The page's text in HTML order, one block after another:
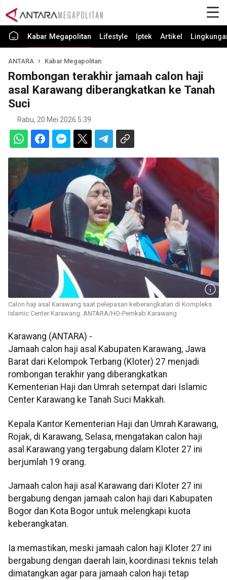
Kabar Megapolitan Lifestyle Iptek Artikel
ANTARA Kabar Megapolitan
Rombongan terakhir jamaah calon haji
asal Karawang diberangkatkan ke Tanah
Suci
Rabu, 20 Mei 2026 5:39
Calon haji asal Karawang saat pelepasan keberangkatan di Kompleks
Islamic Center Karawang. ANTARA/HO-Pemkab Karawang
Karawang (ANTARA) -
Jamaah calon haji asal Kabupaten Karawang, Jawa
Barat dari Kelompok Terbang (Kloter) 27 menjadi
rombongan terakhir yang diberangkatkan
Kementerian Haji dan Umrah setempat dari Islamic
Center Karawang ke Tanah Suci Makkah.
Kepala Kantor Kementerian Haji dan Umrah Karawang,
Rojak, di Karawang, Selasa, mengatakan calon haji
asal Karawang yang tergabung dalam Kloter 27 ini
berjumlah 19 orang.
Jamaah calon haji asal Karawang dari Kloter 27 ini
bergabung dengan jamaah calon haji dari Kabupaten
Bogor dan Kota Bogor untuk melengkapi kuota
keberangkatan.
Ia memastikan, meski jamaah calon haji Kloter 27 ini
bergabung dengan daerah lain, koordinasi teknis telah
dimatangkan agar para jamaah calon haji tetap